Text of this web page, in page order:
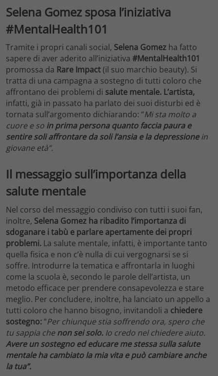
Selena Gomez sposa l’iniziativa
#MentalHealth101
Tramite i propri canali social, Selena Gomez ha fatto
sapere di aver aderito all’iniziativa #MentalHealth101
promossa da Rare Impact(il suo marchio beauty). Si
tratta di una campagna a sostegno di tutti coloro che
affrontano dei problemi di salute mentale. L’artista,
infatti, già in passato ha parlato dei suoi disturbi ed è
tornata sull’argomento dichiarando: “Mi sta molto a
cuore e so in prima persona quanto faccia paura e
sentire soli affrontare da soli l’ansia e la depressionein
giovane età”.
Il messaggio sull’importanza della
salute mentale
Nel corso del messaggio condiviso con tutti i suoi fan,
inoltre, Selena Gomez ha ribadito l’importanza di
sdoganare i tabù e parlare apertamente dei propri
problemi. La salute mentale, infatti, è importante tanto
quella fisica e non c’è nulla di cui vergognarsi se si
soffre. Introdurre la tematica e affrontarla in luoghi
come la scuola è, secondo le parole dell’artista, un
metodo efficace per prendere consapevolezza e stare
meglio. Per concludere, inoltre, ha lanciato un appello a
tutti coloro che hanno bisogno, invitandoli a chiedere
sostegno:“Per chiunque stia soffrendo ora, spero che
tu sappia chenon sei solo. Io credo nel chiedere aiuto.
Avere un sostegno ed educare me stessa sulla salute
mentale ha cambiato la mia vita e può cambiare anche
la tua”.